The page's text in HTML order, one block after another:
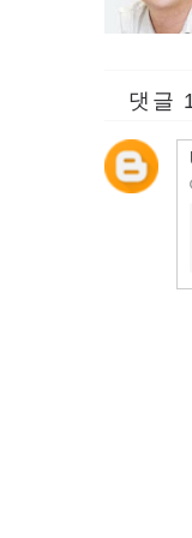
댓글